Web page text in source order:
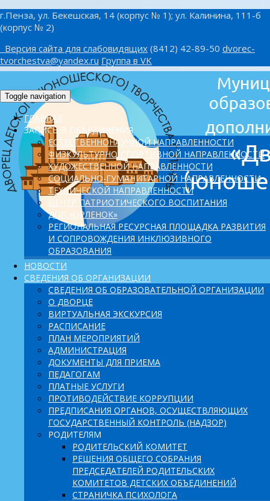
г.Пенза, ул. Бекешская, 14 (корпус № 1); ул. Калинина, 111-б
(корпус № 2)
Версия сайта для слабовидящих (8412) 42-89-50 dvorec-
tvorchestva@yandex.ru Группа в VK
Toggle navigation
ГЛАВНАЯ
ЗАПИСЬ В ОБЪЕДИНЕНИЯ
ЕСТЕСТВЕННОНАУЧНОЙ НАПРАВЛЕННОСТИ
ФИЗКУЛЬТУРНО-СПОРТИВНОЙ НАПРАВЛЕННОСТИ
ХУДОЖЕСТВЕННОЙ НАПРАВЛЕННОСТИ
СОЦИАЛЬНО-ГУМАНИТАРНОЙ НАПРАВЛЕННОСТИ
ТЕХНИЧЕСКОЙ НАПРАВЛЕННОСТИ
ЦЕНТР ПАТРИОТИЧЕСКОГО ВОСПИТАНИЯ
ДОЛ «ОРЛЕНОК»
PЕГИОНАЛЬНАЯ РЕСУРСНАЯ ПЛОЩАДКА РАЗВИТИЯ
И СОПРОВОЖДЕНИЯ ИНКЛЮЗИВНОГО
ОБРАЗОВАНИЯ
НОВОСТИ
СВЕДЕНИЯ ОБ ОРГАНИЗАЦИИ
СВЕДЕНИЯ ОБ ОБРАЗОВАТЕЛЬНОЙ ОРГАНИЗАЦИИ
О ДВОРЦЕ
ВИРТУАЛЬНАЯ ЭКСКУРСИЯ
РАСПИСАНИЕ
ПЛАН МЕРОПРИЯТИЙ
АДМИНИСТРАЦИЯ
ДОКУМЕНТЫ ДЛЯ ПРИЕМА
ПЕДАГОГАМ
ПЛАТНЫЕ УСЛУГИ
ПРОТИВОДЕЙСТВИЕ КОРРУПЦИИ
ПРЕДПИСАНИЯ ОРГАНОВ, ОСУЩЕСТВЛЯЮЩИХ
ГОСУДАРСТВЕННЫЙ КОНТРОЛЬ (НАДЗОР)
РОДИТЕЛЯМ
РОДИТЕЛЬСКИЙ КОМИТЕТ
РЕШЕНИЯ ОБЩЕГО СОБРАНИЯ
ПРЕДСЕДАТЕЛЕЙ РОДИТЕЛЬСКИХ
КОМИТЕТОВ ДЕТСКИХ ОБЪЕДИНЕНИЙ
СТРАНИЧКА ПСИХОЛОГА